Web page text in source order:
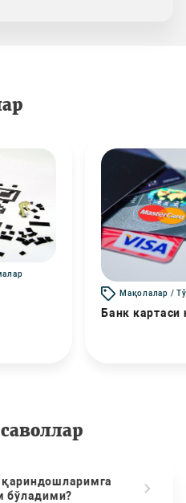
Мақолалар /
Банк картаси
бўладими?